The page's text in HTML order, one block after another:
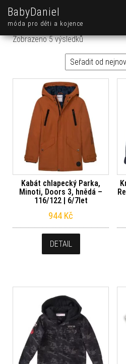
BabyDaniel
móda pro děti a kojence
Zobrazeno 5 výsledkůSeřazeno
Kabát chlapecký Parka,
Minoti, Doors 3, hnědá –
116/122 | 6/7let
944 Kč
DETAIL